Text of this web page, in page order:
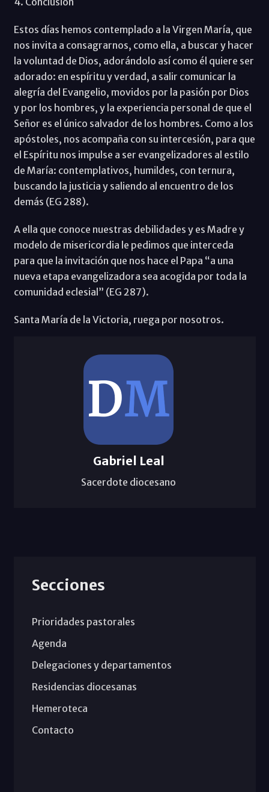
Estos días hemos contemplado a la Virgen María, que
nos invita a consagrarnos, como ella, a buscar y hacer
la voluntad de Dios, adorándolo así como él quiere ser
adorado: en espíritu y verdad, a salir comunicar la
alegría del Evangelio, movidos por la pasión por Dios
y por los hombres, y la experiencia personal de que el
Señor es el único salvador de los hombres. Como a los
apóstoles, nos acompaña con su intercesión, para que
el Espíritu nos impulse a ser evangelizadores al estilo
de María: contemplativos, humildes, con ternura,
buscando la justicia y saliendo al encuentro de los
demás (EG 288).
A ella que conoce nuestras debilidades y es Madre y
modelo de misericordia le pedimos que interceda
para que la invitación que nos hace el Papa “a una
nueva etapa evangelizadora sea acogida por toda la
comunidad eclesial” (EG 287).
Santa María de la Victoria, ruega por nosotros.
Gabriel Leal
Sacerdote diocesano
Secciones
Prioridades pastorales
Agenda
Delegaciones y departamentos
Residencias diocesanas
Hemeroteca
Contacto